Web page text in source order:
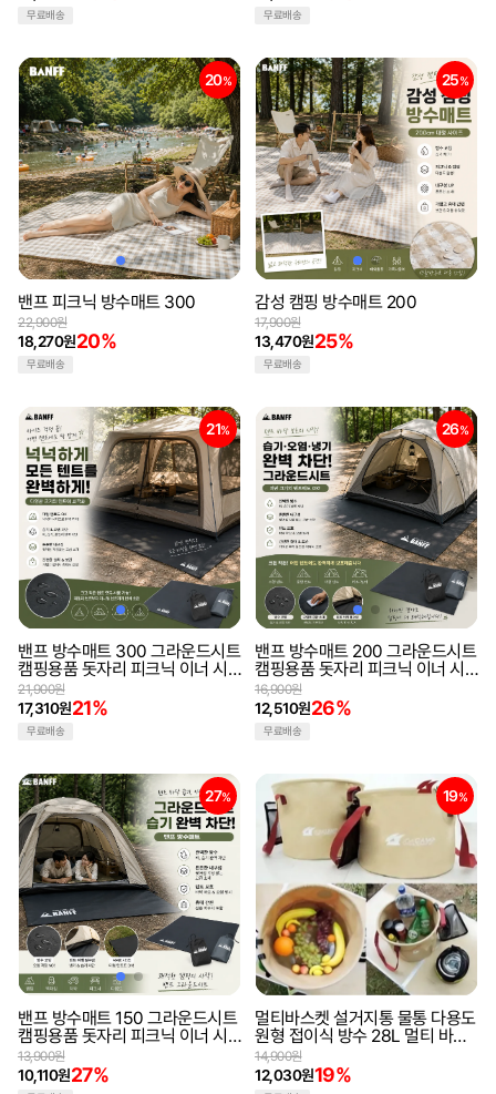
무료배송 무료배송
20%
밴프 피크닉 방수매트 300
18,270원20%
22,900원
무료배송
25%
감성 캠핑 방수매트 200
13,470원25%
17,900원
무료배송
21%
밴프 방수매트 300 그라운드시트
캠핑용품 돗자리 피크닉 이너 시
트 바닥 방수포 방수천
17,310원21%
21,900원
무료배송
26%
밴프 방수매트 200 그라운드시트
캠핑용품 돗자리 피크닉 이너 시
트 바닥 방수포 방수천
12,510원26%
16,900원
무료배송
27%
밴프 방수매트 150 그라운드시트
캠핑용품 돗자리 피크닉 이너 시
트 바닥 방수포 방수천
10,110원27%
13,900원
19%
멀티바스켓 설거지통 물통 다용도
원형 접이식 방수 28L 멀티 바스
켓
12,030원19%
14,900원